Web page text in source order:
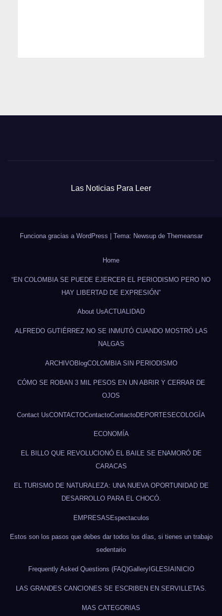
Las Noticias Para Leer
Funciona gracias a WordPress Tema: Newsup de Themeansar
Home
“EN COLOMBIA SE PUEDE EJERCER EL PERIODISMO PERO NO
HAY LIBERTAD DE EXPRESIÓN”
About UsACTUALIDAD
ALFREDO GUTIÉRREZ NO SE INMUTÓ CUANDO MOSTRÓ LAS
NALGAS
ARCHIVOBlogCOLOMBIA SIN PERIODISMO
CÓMO SE ROBAN 3 MIL PESOS EN UN ABRIR Y CERRAR DE
OJOS
Contact UsCONTACTOContactoContactoDEPORTESECOLOGÍA
ECONOMÍA
EL BILLO QUE REVOLUCIONÓ EL BAILE SE ENAMORÓ DE
CARACAS
EL TURISMO DE NATURALEZA: UNA NUEVA OPORTUNIDAD DE
DESARROLLO PARA EL CHOCÓ.
EMPRESASEspectaculos
Estos son los pasos que debes dar todos los días, si tienes un trabajo
sedentario
Frequently Asked Questions (FAQ)GalleryIGLESIA INICIO
LAS GRANDES CANCIONES SE ESCRIBEN EN SERVILLETAS.
MAS CATEGORIAS